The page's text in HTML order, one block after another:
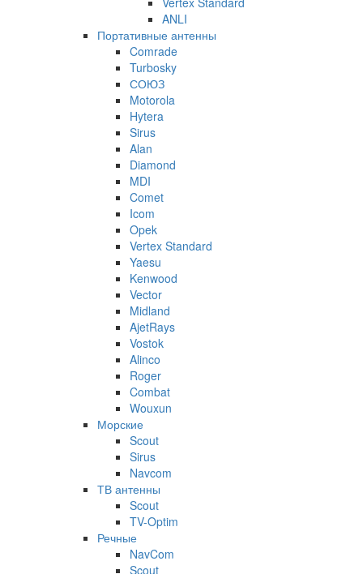
ANLI
Портативные антенны
Comrade
Turbosky
СОЮЗ
Motorola
Hytera
Sirus
Alan
Diamond
MDI
Comet
Icom
Opek
Vertex Standard
Yaesu
Kenwood
Vector
Midland
AjetRays
Vostok
Alinco
Roger
Combat
Wouxun
Морские
Scout
Sirus
Navcom
ТВ антенны
Scout
TV-Optim
Речные
NavCom
Scout